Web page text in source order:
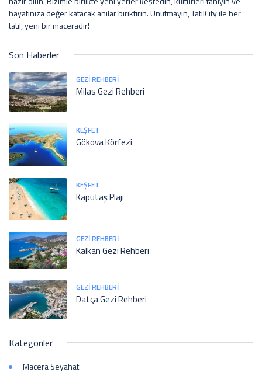
hayatınıza değer katacak anılar biriktirin. Unutmayın, TatilCity ile her
tatil, yeni bir maceradır!
Son Haberler
GEZI REHBERI
Milas Gezi Rehberi
KEŞFET
Gökova Körfezi
KEŞFET
Kaputaş Plajı
GEZI REHBERI
Kalkan Gezi Rehberi
GEZI REHBERI
Datça Gezi Rehberi
Kategoriler
Macera Seyahat